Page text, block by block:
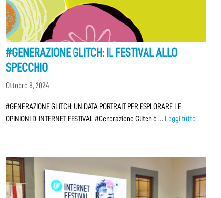
#GENERAZIONE GLITCH: IL FESTIVAL ALLO
SPECCHIO
Ottobre 8, 2024
#GENERAZIONE GLITCH: UN DATA PORTRAIT PER ESPLORARE LE
OPINIONI DI INTERNET FESTIVAL #Generazione Glitch è … Leggi tutto